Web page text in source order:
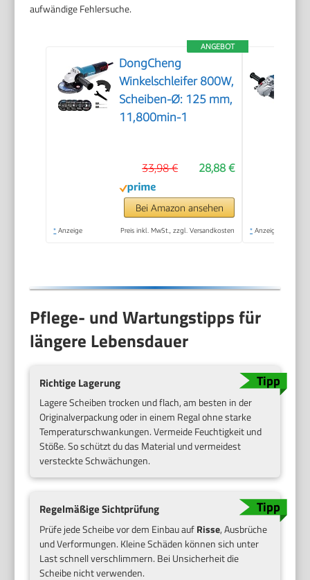
aufwändige Fehlersuche.
ANGEBOT
DongCheng
Winkelschleifer 800W,
Scheiben-Ø: 125 mm,
11,800min-1
28,88 €
33,98 €
Bei Amazon ansehen
* Anzeige Preis inkl. MwSt., zzgl. Versandkosten * Anzeige
Pflege- und Wartungstipps für
längere Lebensdauer
Richtige Lagerung
Lagere Scheiben trocken und flach, am besten in der
Originalverpackung oder in einem Regal ohne starke
Temperaturschwankungen. Vermeide Feuchtigkeit und
Stöße. So schützt du das Material und vermeidest
versteckte Schwächungen.
Regelmäßige Sichtprüfung
Prüfe jede Scheibe vor dem Einbau aufRisse, Ausbrüche
und Verformungen. Kleine Schäden können sich unter
Last schnell verschlimmern. Bei Unsicherheit die
Scheibe nicht verwenden.